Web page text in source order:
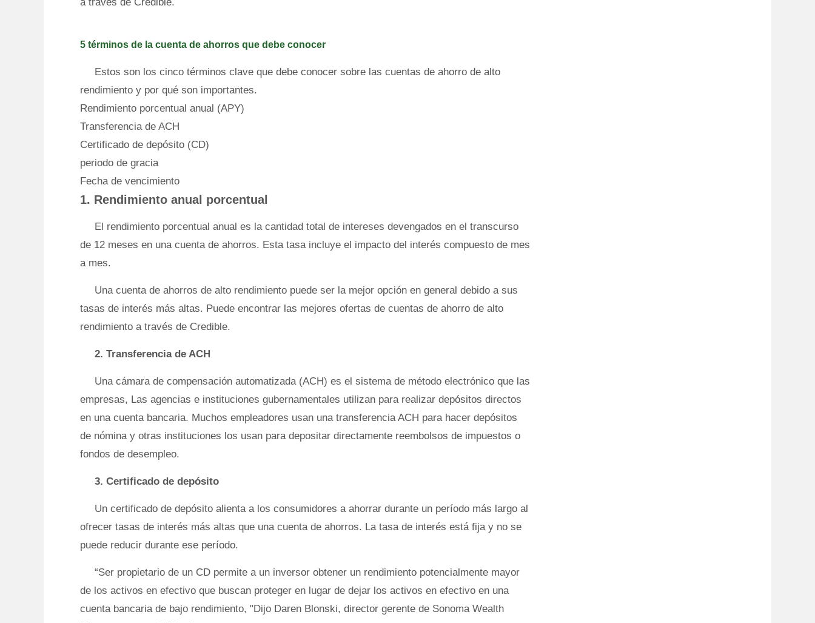
5 términos de la cuenta de ahorros que debe conocer
Estos son los cinco términos clave que debe conocer sobre las cuentas de ahorro de alto
rendimiento y por qué son importantes.
Rendimiento porcentual anual (APY)
Transferencia de ACH
Certificado de depósito (CD)
periodo de gracia
Fecha de vencimiento
1. Rendimiento anual porcentual
El rendimiento porcentual anual es la cantidad total de intereses devengados en el transcurso
de 12 meses en una cuenta de ahorros. Esta tasa incluye el impacto del interés compuesto de mes
a mes.
Una cuenta de ahorros de alto rendimiento puede ser la mejor opción en general debido a sus
tasas de interés más altas. Puede encontrar las mejores ofertas de cuentas de ahorro de alto
rendimiento a través de Credible.
2. Transferencia de ACH
Una cámara de compensación automatizada (ACH) es el sistema de método electrónico que las
empresas, Las agencias e instituciones gubernamentales utilizan para realizar depósitos directos
en una cuenta bancaria. Muchos empleadores usan una transferencia ACH para hacer depósitos
de nómina y otras instituciones los usan para depositar directamente reembolsos de impuestos o
fondos de desempleo.
3. Certificado de depósito
Un certificado de depósito alienta a los consumidores a ahorrar durante un período más largo al
ofrecer tasas de interés más altas que una cuenta de ahorros. La tasa de interés está fija y no se
puede reducir durante ese período.
“Ser propietario de un CD permite a un inversor obtener un rendimiento potencialmente mayor
de los activos en efectivo que buscan proteger en lugar de dejar los activos en efectivo en una
cuenta bancaria de bajo rendimiento, "Dijo Daren Blonski, director gerente de Sonoma Wealth